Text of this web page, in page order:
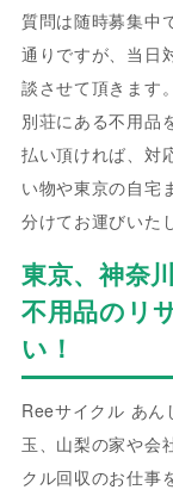
質問は随時募集中
通りですが、当日
談させて頂きます
別荘にある不用品
払い頂ければ、対
い物や東京の自宅
分けてお運びいた
東京、神奈
不用品のリ
い！
Reeサイクル あん
玉、山梨の家や会
クル回収のお仕事